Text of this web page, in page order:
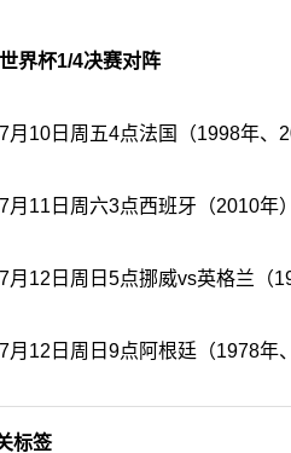
世界杯1/4决赛对阵
7月10日周五4点法国（1998年、
7月11日周六3点西班牙（2010年
7月12日周日5点挪威vs英格兰（
7月12日周日9点阿根廷（1978年
标签